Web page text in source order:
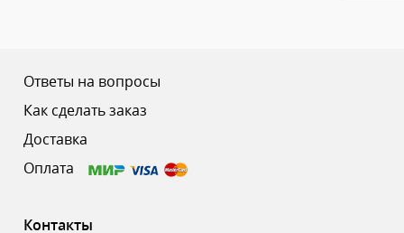
Ответы на вопросы
Как сделать заказ
Доставка
Оплата
Контакты